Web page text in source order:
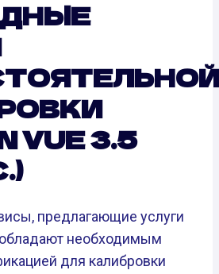
VUE 3.5
предлагающие услуги
необходимым
для калибровки